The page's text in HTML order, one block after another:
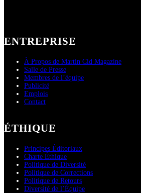
ENTREPRISE
À Propos de Martin Cid Magazine
Salle de Presse
Membres de l’équipe
Publicité
Emplois
Contact
ÉTHIQUE
Principes Éditoriaux
Charte Éthique
Politique de Diversité
Politique de Corrections
Politique de Retours
Diversité de l’Équipe